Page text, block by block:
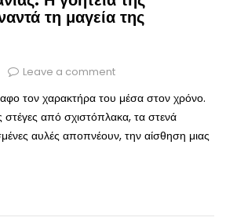
τη μαγεία της
Leave a comment
τον χαρακτήρα του μέσα στον χρόνο.
στέγες από σχιστόπλακα, τα στενά
αυλές αποπνέουν, την αίσθηση μιας